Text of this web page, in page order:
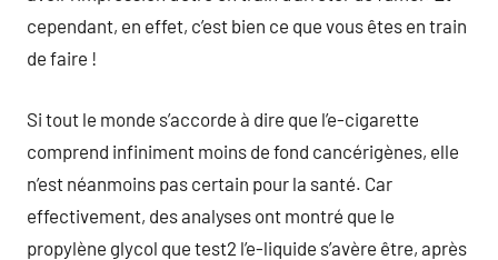
cependant, en effet, c’est bien ce que vous êtes en train
de faire !
Si tout le monde s’accorde à dire que l’e-cigarette
comprend infiniment moins de fond cancérigènes, elle
n’est néanmoins pas certain pour la santé. Car
effectivement, des analyses ont montré que le
propylène glycol que test2 l’e-liquide s’avère être, après